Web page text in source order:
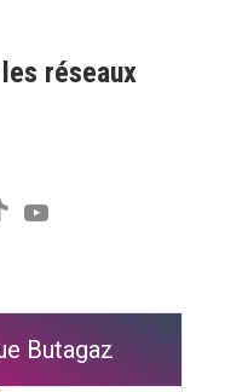
réseaux
YouTube
Butagaz